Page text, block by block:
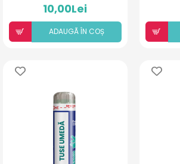
10,00Lei
ADAUGÃ ÎN COȘ